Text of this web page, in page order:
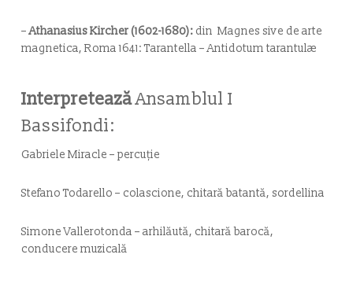
–Athanasius Kircher (1602-1680): din Magnes sive de arte
magnetica, Roma 1641:Tarantella – Antidotum tarantulæ
InterpreteazăAnsamblul I
Bassifondi:
Gabriele Miracle – percuție
Stefano Todarello – colascione, chitară batantă, sordellina
Simone Vallerotonda – arhilăută, chitară barocă,
conducere muzicală